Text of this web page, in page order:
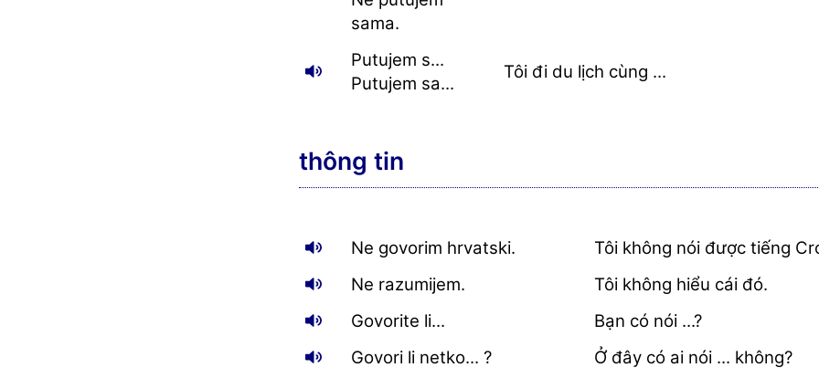
sama.
Putujem s...
Putujem sa...
Tôi đi du lịch cùng ...
thông tin
Ne govorim hrvatski.
Tôi không nói được tiếng
Ne razumijem.
Tôi không hiểu cái đó.
Govorite li...
Bạn có nói ...?
Govori li netko... ?
Ở đây có ai nói ... không?